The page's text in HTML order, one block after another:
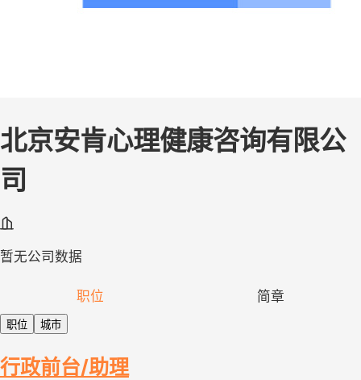
北京安肯心理健康咨询有限公
司
暂无公司数据
职位 简章
职位 城市
行政前台/助理